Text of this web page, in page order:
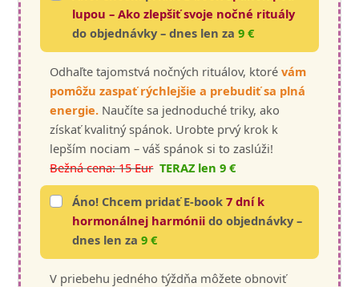
lupou – Ako zlepšiť svoje nočné rituály
do objednávky – dnes len za9 €
Odhaľte tajomstvá nočných rituálov, ktorévám
pomôžu zaspať rýchlejšie a prebudiť sa plná
energie. Naučíte sa jednoduché triky, ako
získať kvalitný spánok. Urobte prvý krok k
lepším nociam – váš spánok si to zaslúži!
Bežná cena: 15 Eur TERAZ len 9 €
Áno! Chcem pridať E-book7 dní k
hormonálnej harmónii do objednávky –
dnes len za9 €
V priebehu jedného týždňa môžete obnoviť